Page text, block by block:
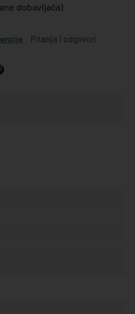
dobavljača)
Pitanja i odgovori